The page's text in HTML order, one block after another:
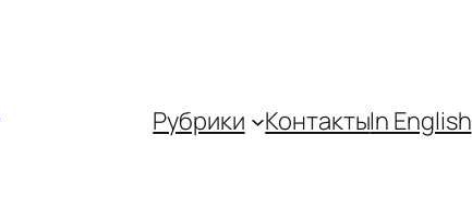
Рубрики КонтактыIn English